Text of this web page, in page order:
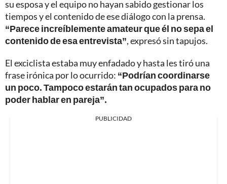
su esposa y el equipo no hayan sabido gestionar los
tiempos y el contenido de ese diálogo con la prensa.
“Parece increíblemente amateur que él no sepa el
contenido de esa entrevista”, expresó sin tapujos.
El exciclista estaba muy enfadado y hasta les tiró una
frase irónica por lo ocurrido: “Podrían coordinarse
un poco. Tampoco estarán tan ocupados para no
poder hablar en pareja”.
PUBLICIDAD